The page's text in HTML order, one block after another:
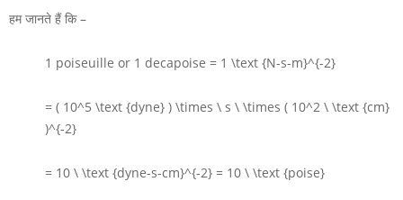
हम जानते हैं कि –
1 poiseuille or 1 decapoise = 1 \text {N-s-m}^{-2}
= ( 10^5 \text {dyne} ) \times \ s \ \times ( 10^2 \ \text {cm}
)^{-2}
= 10 \ \text {dyne-s-cm}^{-2} = 10 \ \text {poise}